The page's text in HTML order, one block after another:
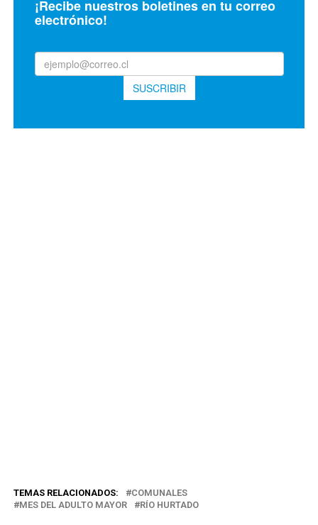
TEMAS RELACIONADOS:
COMUNALES
MES DEL ADULTO MAYOR
RÍO HURTADO